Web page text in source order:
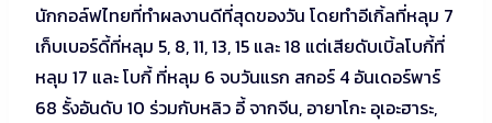
นักกอล์ฟไทยที่ทำผลงานดีที่สุดของวัน โดยทำอีเกิ้ลที่หลุม 7
เก็บเบอร์ดี้ที่หลุม 5, 8, 11, 13, 15 และ 18 แต่เสียดับเบิ้ลโบกี้ที่
หลุม 17 และ โบกี้ ที่หลุม 6 จบวันแรก สกอร์ 4 อันเดอร์พาร์
68 รั้งอันดับ 10 ร่วมกับหลิว อี้ จากจีน, อายาโกะ อุเอะฮาระ,